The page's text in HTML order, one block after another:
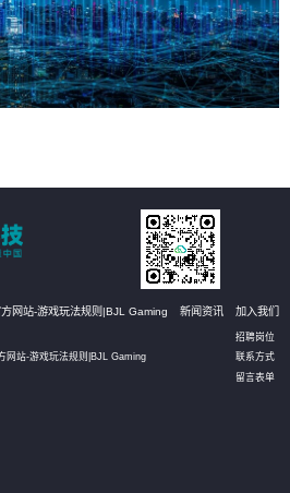
网站-游戏玩法规则|BJL Gaming
网站-游戏玩法规则|BJL Gaming
新闻资讯 加入我们
招聘岗位
联系方式
留言表单